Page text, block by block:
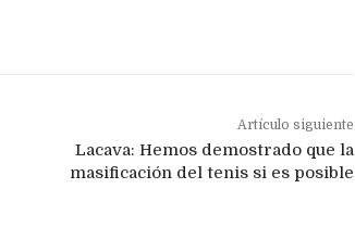
Artículo siguiente
Lacava: Hemos demostrado que la
masificación del tenis si es posible